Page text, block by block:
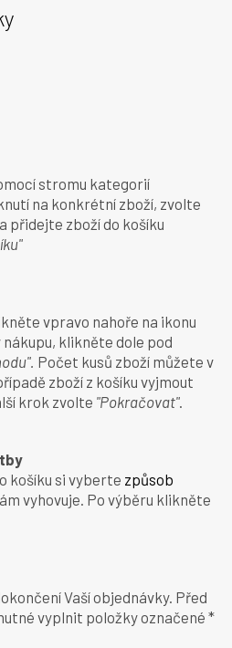
stromu kategorií
na konkrétní zboží, zvolte
přidejte zboží do košíku
vpravo nahoře na ikonu
klikněte dole pod
Počet kusů zboží můžete v
zboží z košíku vyjmout
krok zvolte "Pokračovat".
košíku si vyberte způsob
vyhovuje. Po výběru klikněte
Vaší objednávky. Před
vyplnit položky označené *